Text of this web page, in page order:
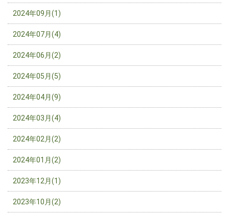
2024年09月(1)
2024年07月(4)
2024年06月(2)
2024年05月(5)
2024年04月(9)
2024年03月(4)
2024年02月(2)
2024年01月(2)
2023年12月(1)
2023年10月(2)